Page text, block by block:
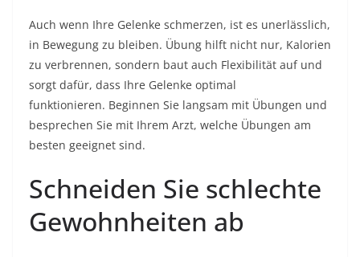
Auch wenn Ihre Gelenke schmerzen, ist es unerlässlich,
in Bewegung zu bleiben. Übung hilft nicht nur, Kalorien
zu verbrennen, sondern baut auch Flexibilität auf und
sorgt dafür, dass Ihre Gelenke optimal
funktionieren. Beginnen Sie langsam mit Übungen und
besprechen Sie mit Ihrem Arzt, welche Übungen am
besten geeignet sind.
Schneiden Sie schlechte
Gewohnheiten ab